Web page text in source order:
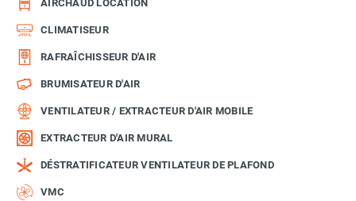
AIRCHAUD LOCATION
CLIMATISEUR
RAFRAÎCHISSEUR D'AIR
BRUMISATEUR D'AIR
VENTILATEUR / EXTRACTEUR D'AIR MOBILE
EXTRACTEUR D'AIR MURAL
DÉSTRATIFICATEUR VENTILATEUR DE PLAFOND
VMC